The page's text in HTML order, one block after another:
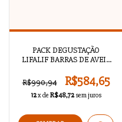
PACK DEGUSTAÇÃO
LIFALIF BARRAS DE AVEIA
R$990,94
R$584,65
12x de R$48,72 sem juros